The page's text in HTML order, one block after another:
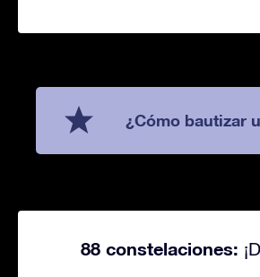
¿Cómo bautizar
88 constelaciones: